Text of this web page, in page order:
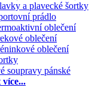
a plavecké šortky
prádlo
oblečení
oblečení
oblečení
soupravy pánské